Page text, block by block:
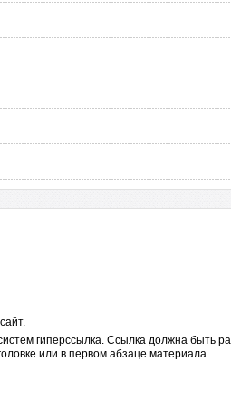
гиперссылка. Ссылка должна быть
или в первом абзаце материала.